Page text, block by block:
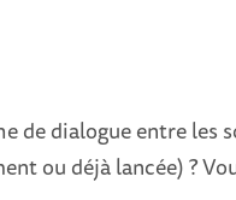
de dialogue entre les
ou déjà lancée) ?